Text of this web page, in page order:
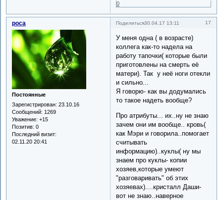
0
Поделиться 17
30.04.17 13:11
роса
Постоянные
Зарегистрирован: 23.10.16
Сообщений: 1269
Уважение: +15
Позитив: 0
Последний визит:
02.11.20 20:41
У меня одна ( в возрасте)
коллега как-то надела на
работу тапочки( которые были
приготовлены на смерть её
матери). Так у неё ноги отекли
и сильно...
Я говорю- как вы додумались
то такое надеть вообще?
Про атрибуты... их..ну не знаю
зачем они им вообще.. кровь(
как Мэри и говорила..помогает
считывать
информацию)..куклы( ну мы
знаем про куклы- копии
хозяев,которые умеют
"разговаривать" об этих
хозяевах)....кристалл Даши-
вот не знаю..наверное